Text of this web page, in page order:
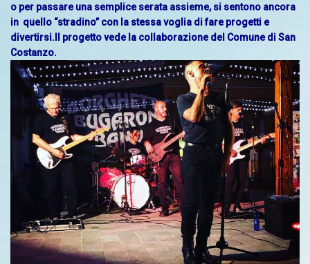
o per passare una semplice serata assieme, si sentono ancora
in quello “stradino” con la stessa voglia di fare progetti e
divertirsi.Il progetto vede la collaborazione del Comune di San
Costanzo.